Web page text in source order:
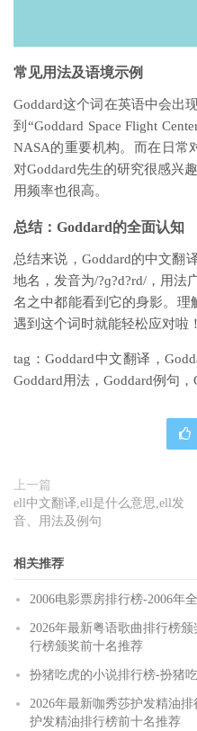
常见用法及语境示例
Goddard这个词在英语中会出
到“Goddard Space Flight
NASA的重要机构。而在日常
对Goddard先生的研究很感兴
用频率也很高。
总结：Goddard的全面认知
总结来说，Goddard的中文翻
地名，发音为/?ɡ?d?rd/，用法
名之中都能看到它的身影。理
遇到这个词时就能轻松应对啦！
tag：Goddard中文翻译，
Goddard用法，Goddard例句
上一篇
ell中文翻译,ell是什么意思,ell发
音、用法及例句
相关推荐
2006电影票房排行榜-2006年
2026年最新粤语歌曲排行榜
行榜颁奖前十名推荐
扮猪吃虎的小说排行榜-扮猪
2026年最新咖秀莎护发精油
护发精油排行榜前十名推荐